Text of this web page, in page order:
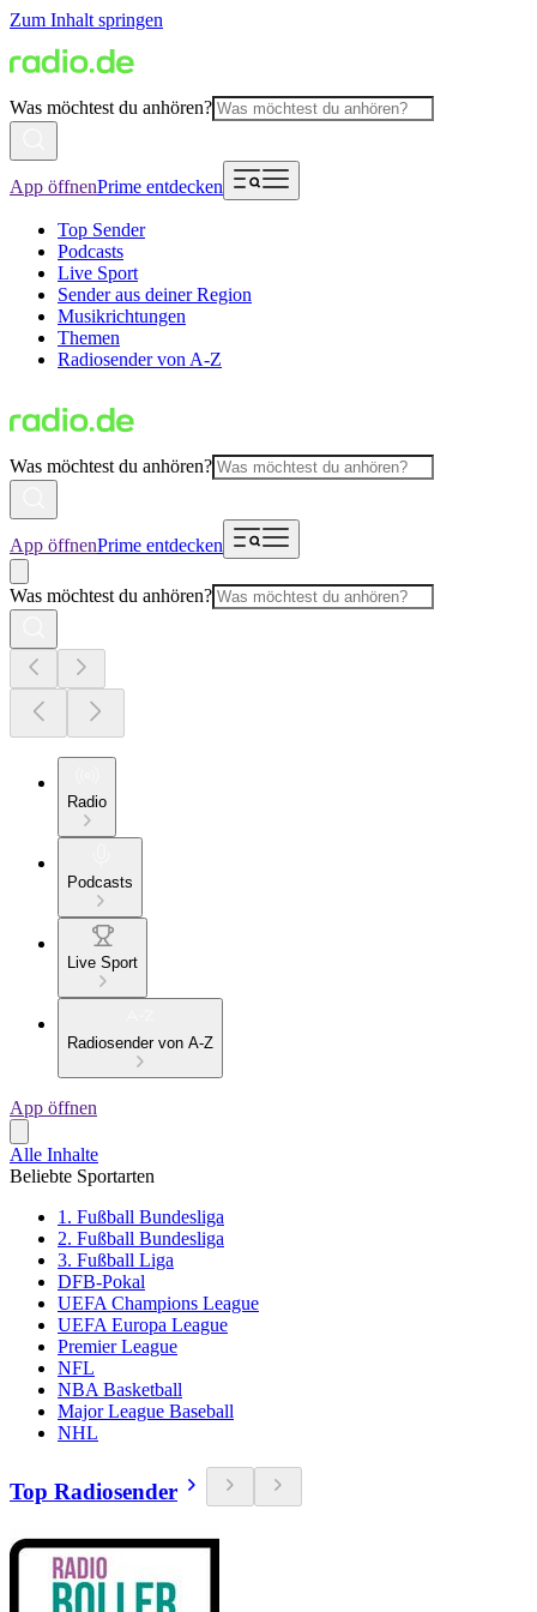
Zum Inhalt springen
Was möchtest du anhören?
App öffnenPrime entdecken
Top Sender
Podcasts
Live Sport
Sender aus deiner Region
Musikrichtungen
Themen
Radiosender von A-Z
Was möchtest du anhören?
App öffnenPrime entdecken
Was möchtest du anhören?
Radio
Podcasts
Live Sport
Radiosender von A-Z
App öffnen
Alle Inhalte
Beliebte Sportarten
1. Fußball Bundesliga
2. Fußball Bundesliga
3. Fußball Liga
DFB-Pokal
UEFA Champions League
UEFA Europa League
Premier League
NFL
NBA Basketball
Major League Baseball
NHL
Top Radiosender